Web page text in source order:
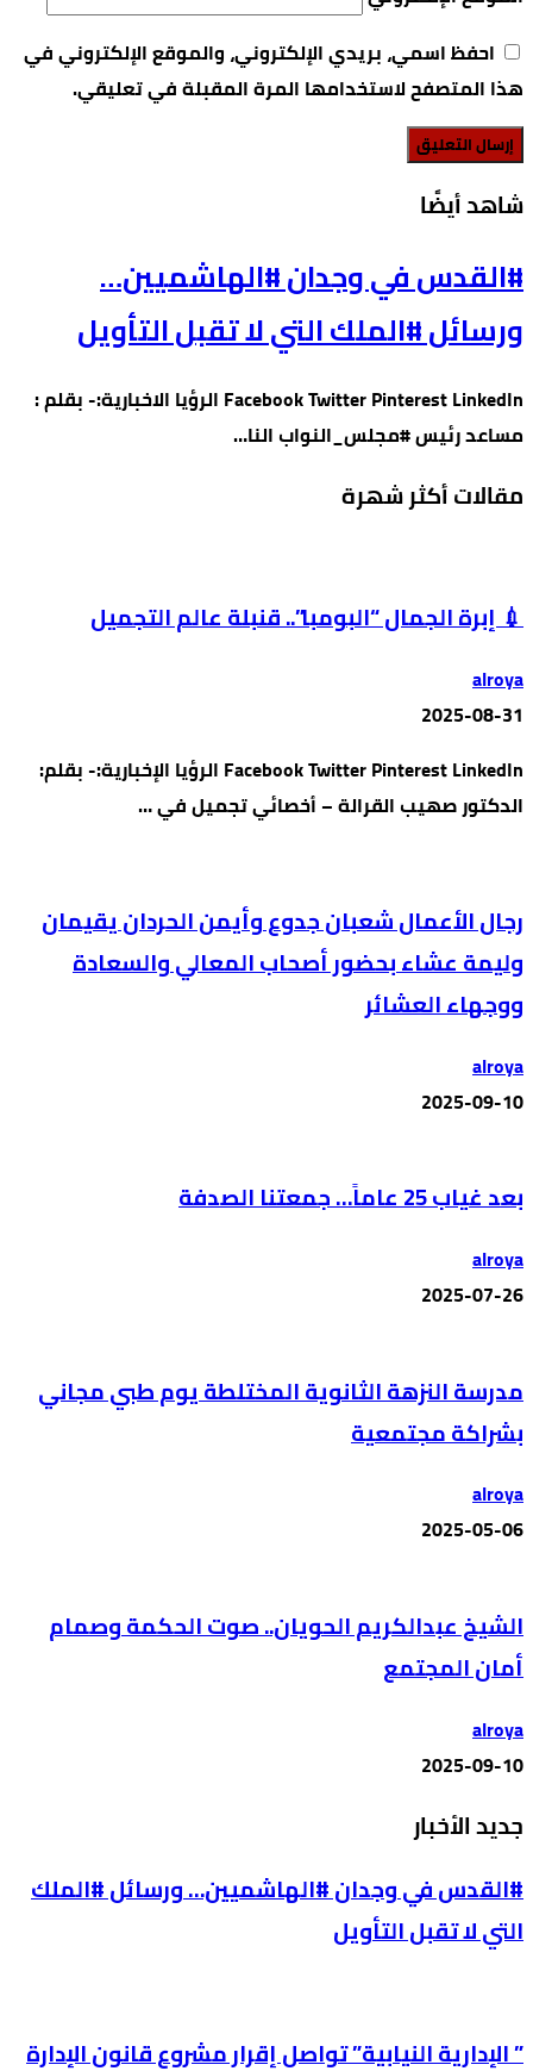
احفظ اسمي، بريدي الإلكتروني، والموقع الإلكتروني في
هذا المتصفح لاستخدامها المرة المقبلة في تعليقي.
‫شاهد أيضًا‬
#القدس في وجدان #الهاشميين…
ورسائل #الملك التي لا تقبل التأويل
Facebook Twitter Pinterest LinkedIn الرؤيا الاخبارية:- بقلم :
مساعد رئيس #مجلس_النواب النا…
مقالات أكثر شهرة
💉 إبرة الجمال “البومبا”.. قنبلة عالم التجميل
alroya
2025-08-31
Facebook Twitter Pinterest LinkedIn الرؤيا الإخبارية:- بقلم:
الدكتور صهيب القرالة – أخصائي تجميل في …
رجال الأعمال شعبان جدوع وأيمن الحردان يقيمان
وليمة عشاء بحضور أصحاب المعالي والسعادة
ووجهاء العشائر
alroya
2025-09-10
بعد غياب 25 عاماً… جمعتنا الصدفة
alroya
2025-07-26
مدرسة النزهة الثانوية المختلطة يوم طبي مجاني
بشراكة مجتمعية
alroya
2025-05-06
الشيخ عبدالكريم الحويان.. صوت الحكمة وصمام
أمان المجتمع
alroya
2025-09-10
جديد الأخبار
#القدس في وجدان #الهاشميين… ورسائل #الملك
التي لا تقبل التأويل
” الإدارية النيابية” تواصل إقرار مشروع قانون الإدارة